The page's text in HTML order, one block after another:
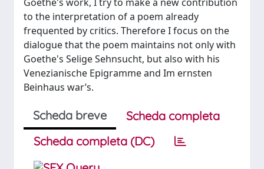
to the interpretation of a poem already
frequented by critics. Therefore I focus on the
dialogue that the poem maintains not only with
Goethe's Selige Sehnsucht, but also with his
Venezianische Epigramme and Im ernsten
Beinhaus war’s.
Scheda breve
Scheda completa
Scheda completa (DC)